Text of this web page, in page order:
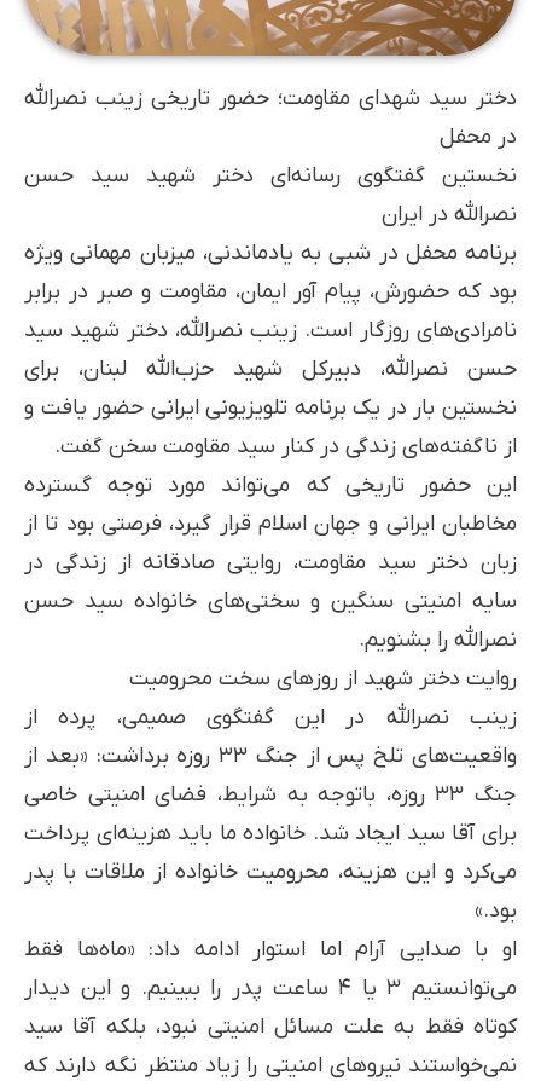
دختر سید شهدای مقاومت؛ حضور تاریخی زینب نصرالله
در محفل
نخستین گفتگوی رسانه‌ای دختر شهید سید حسن
نصرالله در ایران
برنامه محفل در شبی به یادماندنی، میزبان مهمانی ویژه
بود که حضورش، پیام آور ایمان، مقاومت و صبر در برابر
نامرادی‌های روزگار است. زینب نصرالله، دختر شهید سید
حسن نصرالله، دبیرکل شهید حزب‌الله لبنان، برای
نخستین بار در یک برنامه تلویزیونی ایرانی حضور یافت و
از ناگفته‌های زندگی در کنار سید مقاومت سخن گفت.
این حضور تاریخی که می‌تواند مورد توجه گسترده
مخاطبان ایرانی و جهان اسلام قرار گیرد، فرصتی بود تا از
زبان دختر سید مقاومت، روایتی صادقانه از زندگی در
سایه امنیتی سنگین و سختی‌های خانواده سید حسن
نصرالله را بشنویم.
روایت دختر شهید از روزهای سخت محرومیت
زینب نصرالله در این گفتگوی صمیمی، پرده از
واقعیت‌های تلخ پس از جنگ ۳۳ روزه برداشت: «بعد از
جنگ ۳۳ روزه، باتوجه به شرایط، فضای امنیتی خاصی
برای آقا سید ایجاد شد. خانواده ما باید هزینه‌ای پرداخت
می‌کرد و این هزینه، محرومیت خانواده از ملاقات با پدر
بود.»
او با صدایی آرام اما استوار ادامه داد: «ماه‌ها فقط
می‌توانستیم ۳ یا ۴ ساعت پدر را ببینیم. و این دیدار
کوتاه فقط به علت مسائل امنیتی نبود، بلکه آقا سید
نمی‌خواستند نیروهای امنیتی را زیاد منتظر نگه دارند که